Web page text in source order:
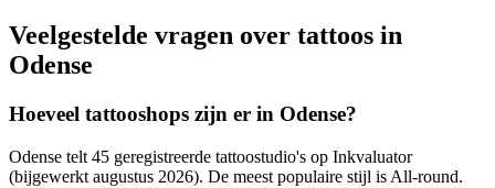
Veelgestelde vragen over tattoos in
Odense
Hoeveel tattooshops zijn er in Odense?
Odense telt 45 geregistreerde tattoostudio's op Inkvaluator
(bijgewerkt augustus 2026). De meest populaire stijl is All-round.